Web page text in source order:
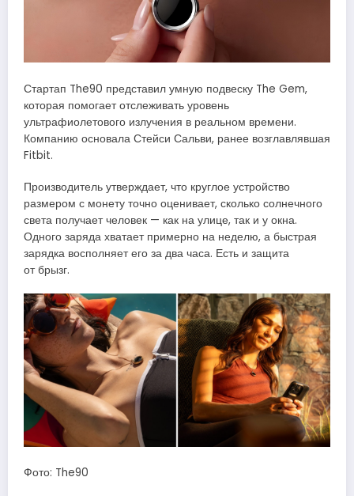
Стартап The90 представил умную подвеску The Gem,
которая помогает отслеживать уровень
ультрафиолетового излучения в реальном времени.
Компанию основала Стейси Сальви, ранее возглавлявшая
Fitbit.
Производитель утверждает, что круглое устройство
размером с монету точно оценивает, сколько солнечного
света получает человек — как на улице, так и у окна.
Одного заряда хватает примерно на неделю, а быстрая
зарядка восполняет его за два часа. Есть и защита
от брызг.
Фото: The90